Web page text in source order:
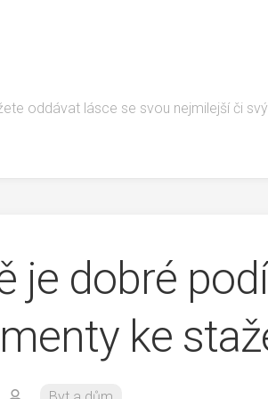
oddávat lásce se svou nejmilejší či
je dobré
ke